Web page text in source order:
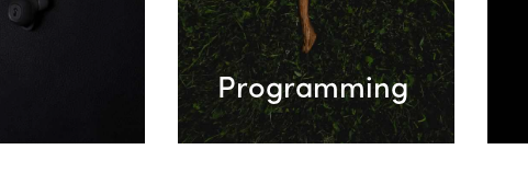
Programming